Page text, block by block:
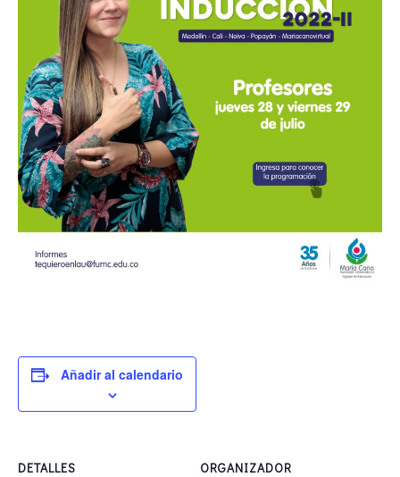
Añadir al calendario
DETALLES ORGANIZADOR